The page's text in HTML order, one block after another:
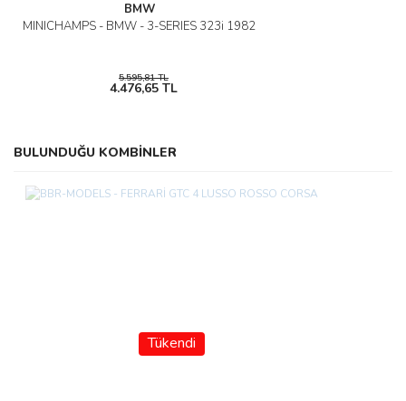
BMW
MINICHAMPS - BMW - 3-SERIES 323i 1982
5.595,81 TL
4.476,65 TL
BULUNDUĞU KOMBİNLER
Tükendi